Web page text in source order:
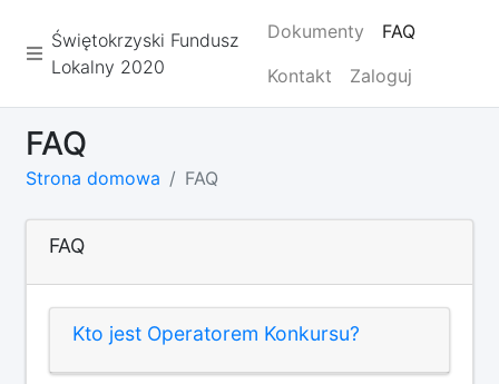
Świętokrzyski Fundusz
Lokalny 2020
Dokumenty
FAQ
Kontakt
Zaloguj
FAQ
Strona domowa FAQ
FAQ
Kto jest Operatorem Konkursu?